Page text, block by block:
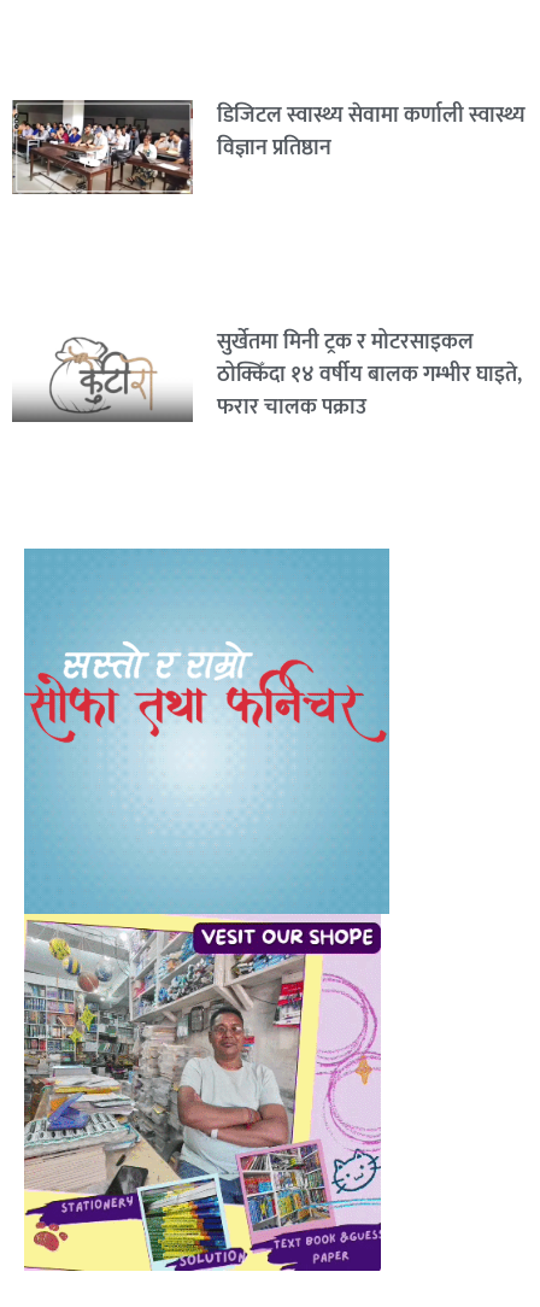
डिजिटल स्वास्थ्य सेवामा कर्णाली स्वास्थ्य
विज्ञान प्रतिष्ठान
सुर्खेतमा मिनी ट्रक र मोटरसाइकल
ठोक्किँदा १४ वर्षीय बालक गम्भीर घाइते,
फरार चालक पक्राउ